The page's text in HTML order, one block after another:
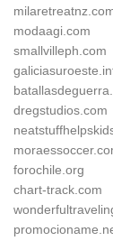
modaagi.com
smallvilleph.com
dregstudios.com
forochile.org
chart-track.com